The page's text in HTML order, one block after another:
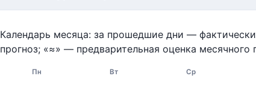
Календарь месяца: за прошедшие дни —
прогноз; «≈» — предварительная оценка месячного
Пн Вт Ср